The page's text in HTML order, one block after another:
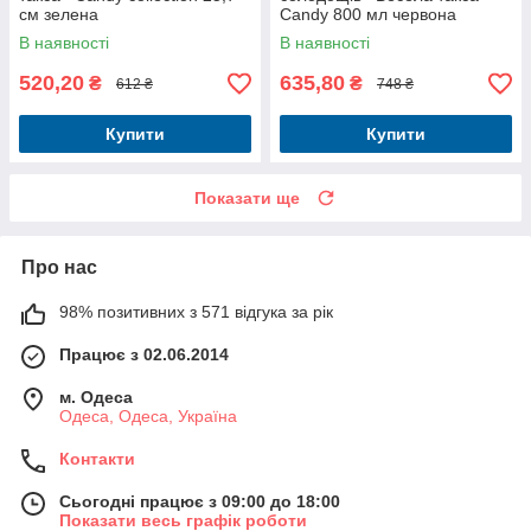
см зелена
В наявності
520,20 ₴ 612 ₴
Купити
Candy 800 мл червона
В наявності
635,80 ₴ 748 ₴
Купити
Показати ще
Про нас
98% позитивних з 571 відгука за рік
Працює з 02.06.2014
м. Одеса
Одеса, Одеса, Україна
Контакти
Сьогодні працює з 09:00 до 18:00
Показати весь графік роботи